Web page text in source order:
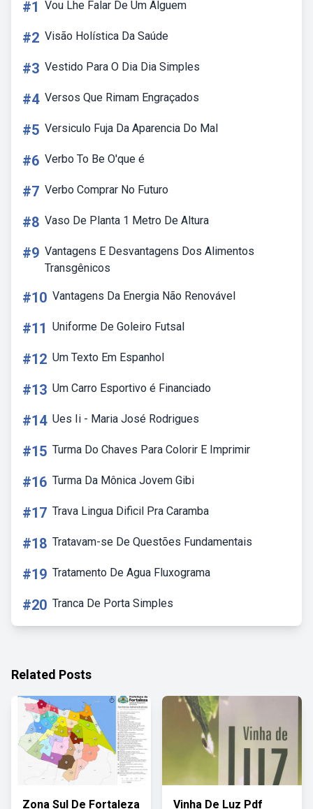
#1 Vou Lhe Falar De Um Alguem
#2 Visão Holística Da Saúde
#3 Vestido Para O Dia Dia Simples
#4 Versos Que Rimam Engraçados
#5 Versiculo Fuja Da Aparencia Do Mal
#6 Verbo To Be O'que é
#7 Verbo Comprar No Futuro
#8 Vaso De Planta 1 Metro De Altura
#9 Vantagens E Desvantagens Dos Alimentos
Transgênicos
#10 Vantagens Da Energia Não Renovável
#11 Uniforme De Goleiro Futsal
#12 Um Texto Em Espanhol
#13 Um Carro Esportivo é Financiado
#14 Ues Ii - Maria José Rodrigues
#15 Turma Do Chaves Para Colorir E Imprimir
#16 Turma Da Mônica Jovem Gibi
#17 Trava Lingua Dificil Pra Caramba
#18 Tratavam-se De Questões Fundamentais
#19 Tratamento De Agua Fluxograma
#20 Tranca De Porta Simples
Related Posts
Zona Sul De Fortaleza Vinha De Luz Pdf